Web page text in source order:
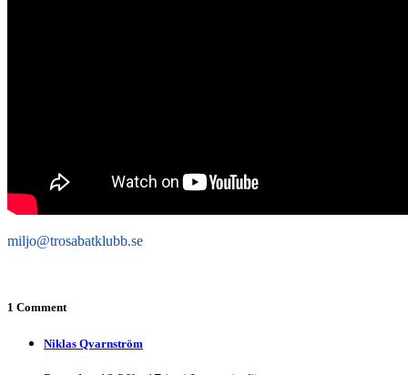
miljo@trosabatklubb.se
1 Comment
Niklas Qvarnström